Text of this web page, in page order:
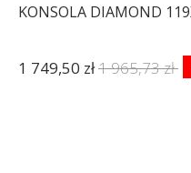
KONSOLA DIAMOND
1 749,50 zł1 965,73 zł